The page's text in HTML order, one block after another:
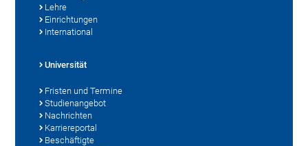
Lehre
Einrichtungen
International
Universität
Fristen und Termine
Studienangebot
Nachrichten
Karriereportal
Beschäftigte